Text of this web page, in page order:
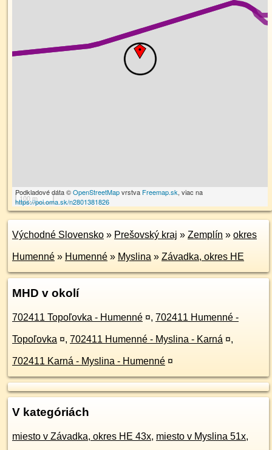
100 m
Podkladové dáta ©OpenStreetMapvrstva Freemap.sk, viac na
https://poi.oma.sk/n2801381826
Východné Slovensko » Prešovský kraj » Zemplín » okres
Humenné » Humenné » Myslina » Závadka, okres HE
MHD v okolí
702411 Topoľovka - Humenné ¤, 702411 Humenné -
Topoľovka ¤, 702411 Humenné - Myslina - Karná ¤,
702411 Karná - Myslina - Humenné ¤
V kategóriách
miesto v Závadka, okres HE 43x, miesto v Myslina 51x,